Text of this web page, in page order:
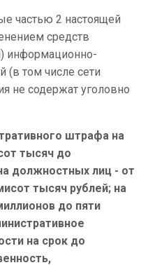
частью 2 настоящей
средств
информационно-
(в том числе сети
не содержат уголовно
штрафа на
тысяч до
должностных лиц - от
тысяч рублей; на
до пяти
на срок до